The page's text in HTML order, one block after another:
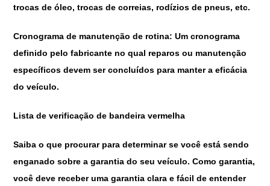
trocas de óleo, trocas de correias, rodízios de pneus, etc.
Cronograma de manutenção de rotina: Um cronograma
definido pelo fabricante no qual reparos ou manutenção
específicos devem ser concluídos para manter a eficácia
do veículo.
Lista de verificação de bandeira vermelha
Saiba o que procurar para determinar se você está sendo
enganado sobre a garantia do seu veículo. Como garantia,
você deve receber uma garantia clara e fácil de entender